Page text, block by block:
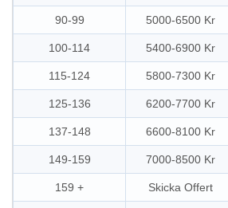
90-99 5000-6500 Kr
100-114 5400-6900 Kr
115-124 5800-7300 Kr
125-136 6200-7700 Kr
137-148 6600-8100 Kr
149-159 7000-8500 Kr
159 + Skicka Offert